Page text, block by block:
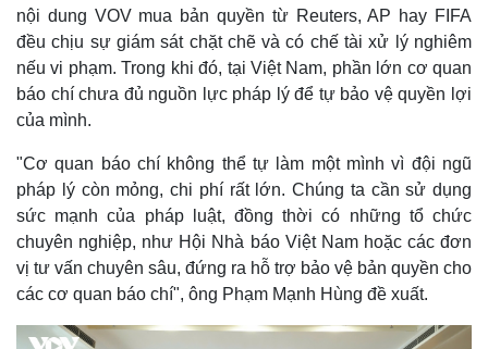
nội dung VOV mua bản quyền từ Reuters, AP hay FIFA
đều chịu sự giám sát chặt chẽ và có chế tài xử lý nghiêm
nếu vi phạm. Trong khi đó, tại Việt Nam, phần lớn cơ quan
báo chí chưa đủ nguồn lực pháp lý để tự bảo vệ quyền lợi
của mình.
"Cơ quan báo chí không thể tự làm một mình vì đội ngũ
pháp lý còn mỏng, chi phí rất lớn. Chúng ta cần sử dụng
sức mạnh của pháp luật, đồng thời có những tổ chức
chuyên nghiệp, như Hội Nhà báo Việt Nam hoặc các đơn
vị tư vấn chuyên sâu, đứng ra hỗ trợ bảo vệ bản quyền cho
các cơ quan báo chí", ông Phạm Mạnh Hùng đề xuất.